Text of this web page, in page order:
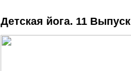
Детская йога. 11 Выпуск